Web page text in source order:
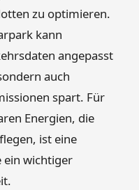
zu optimieren.
kann
angepasst
auch
spart. Für
Energien, die
ist eine
ein wichtiger